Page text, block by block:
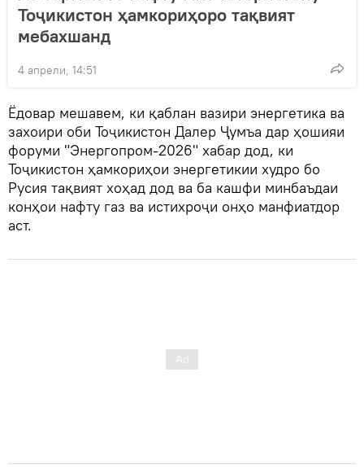
Тоҷикистон ҳамкориҳоро тақвият
мебахшанд
4 апрели, 14:51
Ёдовар мешавем, ки қаблан вазири энергетика ва
захоири оби Тоҷикистон Далер Ҷумъа дар ҳошияи
форуми "Энергопром-2026" хабар дод, ки
Тоҷикистон ҳамкориҳои энергетикии худро бо
Русия тақвият хоҳад дод ва ба кашфи минбаъдаи
конҳои нафту газ ва истихроҷи онҳо манфиатдор
аст.